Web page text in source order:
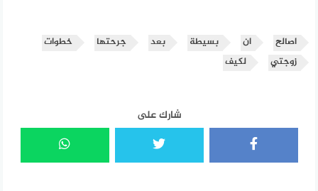
اصالح ان بسيطة بعد جرحتها
خطوات
زوجتي
لكيف
شارك على